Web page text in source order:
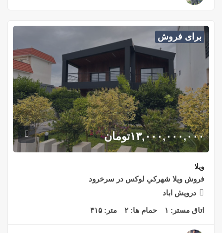
برای فروش
۱۳,۰۰۰,۰۰۰,۰۰۰تومان
ویلا
فروش ويلا شهركي لوكس در سرخرود
درويش اباد
اتاق مستر: ۱ حمام ها: ۲ متر: ۳۱۵